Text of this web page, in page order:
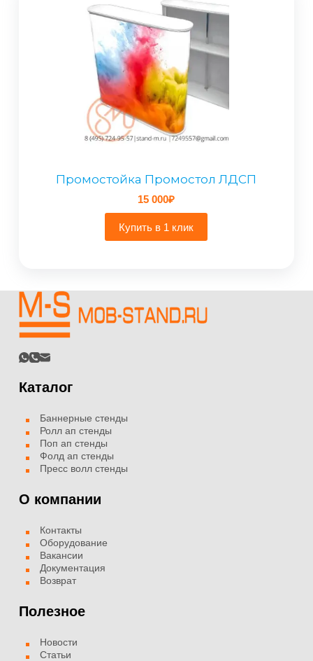
Промостойка Промостол ЛДСП
15 000₽
Купить в 1 клик
Каталог
Баннерные стенды
Ролл ап стенды
Поп ап стенды
Фолд ап стенды
Пресс волл стенды
О компании
Контакты
Оборудование
Вакансии
Документация
Возврат
Полезное
Новости
Статьи